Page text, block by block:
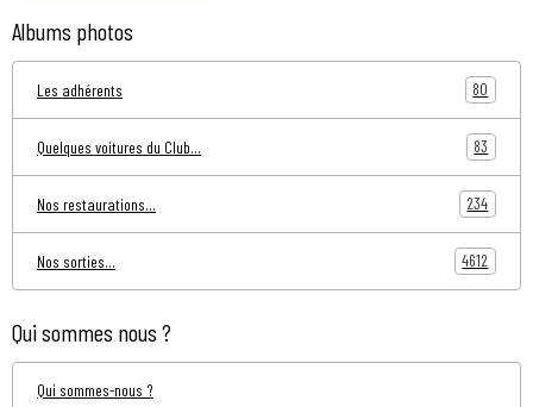
Albums photos
Les adhérents 80
Quelques voitures du Club... 83
Nos restaurations... 234
Nos sorties... 4612
Qui sommes nous ?
Qui sommes-nous ?